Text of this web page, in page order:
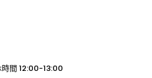
時間 12:00-13:00